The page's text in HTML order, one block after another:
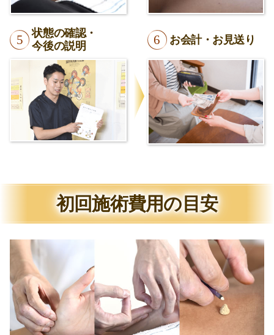
状態の確認・
今後の説明
お会計・お見送り
初回施術費用の目安